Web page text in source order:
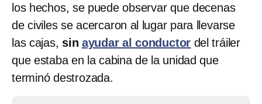
los hechos, se puede observar que decenas
de civiles se acercaron al lugar para llevarse
las cajas, sin ayudar al conductor del tráiler
que estaba en la cabina de la unidad que
terminó destrozada.